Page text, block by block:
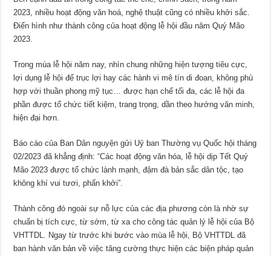
2023, nhiều hoạt động văn hoá, nghệ thuật cũng có nhiều khởi sắc.
Điển hình như thành công của hoạt động lễ hội đầu năm Quý Mão
2023.
Trong mùa lễ hội năm nay, nhìn chung những hiện tượng tiêu cực,
lợi dụng lễ hội để trục lợi hay các hành vi mê tín di đoan, không phù
hợp với thuần phong mỹ tục… được hạn chế tối đa, các lễ hội đa
phần được tổ chức tiết kiệm, trang trọng, dần theo hướng văn minh,
hiện đại hơn.
Báo cáo của Ban Dân nguyện gửi Uỷ ban Thường vụ Quốc hội tháng
02/2023 đã khẳng định: “Các hoạt động văn hóa, lễ hội dịp Tết Quý
Mão 2023 được tổ chức lành mạnh, đậm đà bản sắc dân tộc, tạo
không khí vui tươi, phấn khởi”.
Thành công đó ngoài sự nỗ lực của các địa phương còn là nhờ sự
chuẩn bị tích cực, từ sớm, từ xa cho công tác quản lý lễ hội của Bộ
VHTTDL. Ngay từ trước khi bước vào mùa lễ hội, Bộ VHTTDL đã
ban hành văn bản về việc tăng cường thực hiện các biện pháp quản